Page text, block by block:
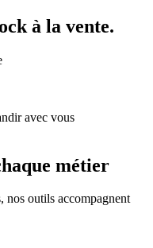
à la vente.
avec vous
métier
nos outils accompagnent